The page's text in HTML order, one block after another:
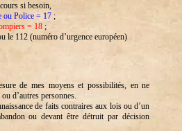
si besoin,
ou Police = 17;
= 18;
le 112 (numéro d’urgence européen)
de mes moyens et possibilités, en ne
d’autres personnes.
de faits contraires aux lois ou d’un
ou devant être détruit par décision